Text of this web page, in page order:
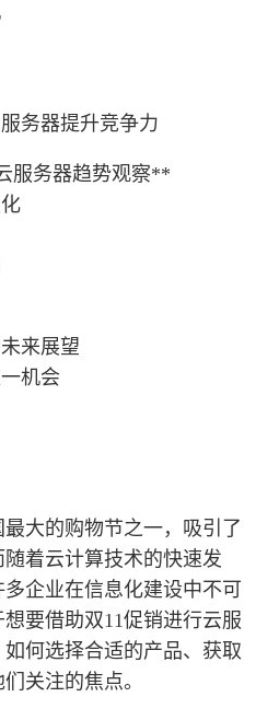
务器提升竞争力
服务器趋势观察**
来展望
机会
大的购物节之一，吸引了
着云计算技术的快速发
企业在信息化建设中不可
要借助双11促销进行云服
何选择合适的产品、获取
关注的焦点。